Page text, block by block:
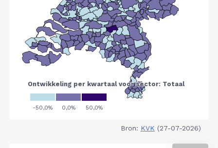
Bron: KVK (27-07-2026)